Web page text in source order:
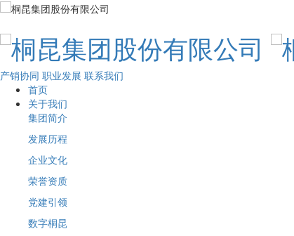
产销协同 职业发展 联系我们
首页
关于我们
集团简介
发展历程
企业文化
荣誉资质
党建引领
数字桐昆